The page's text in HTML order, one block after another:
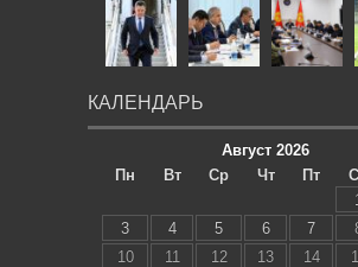
КАЛЕНДАРЬ
Август 2026
Пн
Вт Ср Чт Пт
3
4 5 6 7
10
11 12 13 14